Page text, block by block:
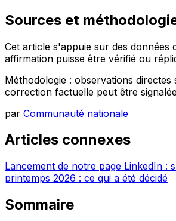
Sources et
Cet article s'appuie sur des
affirmation puisse être vérifié ou
Méthodologie : observations
correction factuelle peut être
par Communauté nationale
Articles connexes
Lancement de notre page LinkedIn :
printemps 2026 : ce qui a été décidé
Sommaire